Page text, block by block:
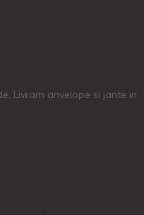
Livram anvelope si jante in